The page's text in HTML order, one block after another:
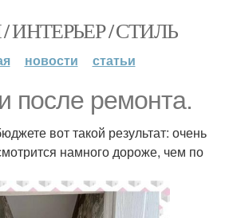
ИНТЕРЬЕР / СТИЛЬ
новости статьи
после ремонта.
вот такой результат: очень
намного дороже, чем по